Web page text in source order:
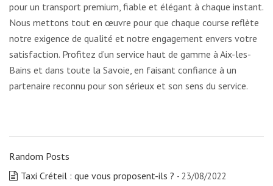
pour un transport premium, fiable et élégant à chaque instant.
Nous mettons tout en œuvre pour que chaque course reflète
notre exigence de qualité et notre engagement envers votre
satisfaction. Profitez d’un service haut de gamme à Aix-les-
Bains et dans toute la Savoie, en faisant confiance à un
partenaire reconnu pour son sérieux et son sens du service.
Random Posts
Taxi Créteil : que vous proposent-ils ? - 23/08/2022